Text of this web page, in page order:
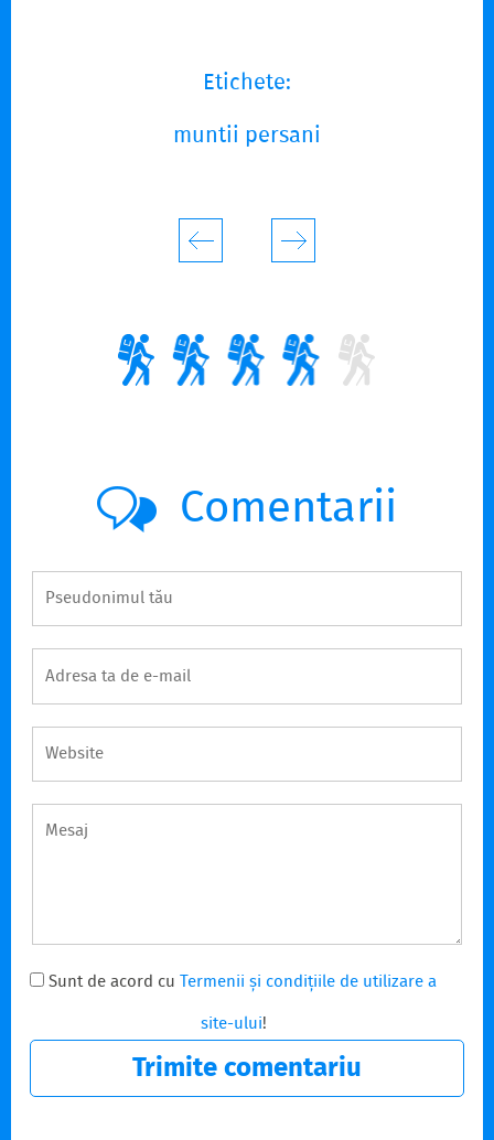
Etichete:
muntii persani
Comentarii
Sunt de acord cuTermenii și condițiile de utilizare a
site-ului!